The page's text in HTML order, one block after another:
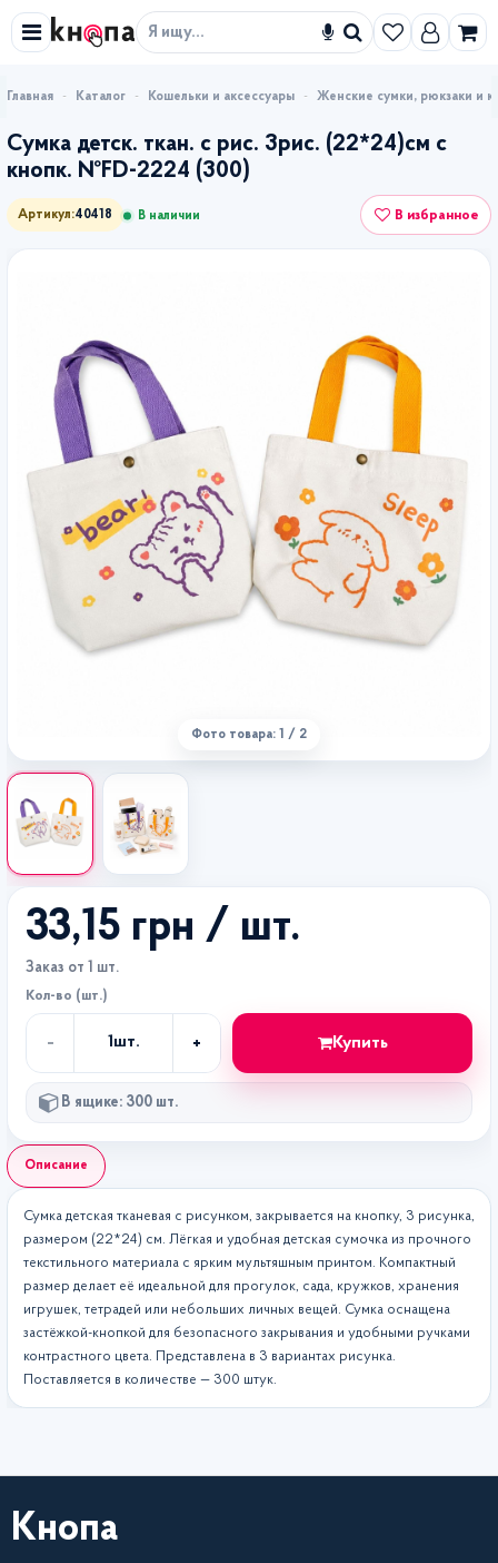
Искать
Каталог Кошельки и аксессуары Женские сумки, рюкзаки и
Сумка детск. ткан. с рис. 3рис. (22*24)см с
кнопк. №FD-2224 (300)
Артикул:40418 В наличии В избранное
Фото товара: 1 / 2
Описание
Сумка детская тканевая с рисунком, закрывается на кнопку, 3 рисунка,
размером (22*24) см. Лёгкая и удобная детская сумочка из прочного
текстильного материала с ярким мультяшным принтом. Компактный
размер делает её идеальной для прогулок, сада, кружков, хранения
игрушек, тетрадей или небольших личных вещей. Сумка оснащена
застёжкой-кнопкой для безопасного закрывания и удобными ручками
контрастного цвета. Представлена в 3 вариантах рисунка.
Поставляется в количестве — 300 штук.
33,15 грн / шт.
Заказ от 1 шт.
Кол-во (шт.)
-
во
1шт. + Купить
В ящике: 300 шт.
Кнопа